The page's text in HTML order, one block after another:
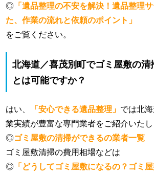
◎ 「遺品整理の不安を解決！遺品整理
た、作業の流れと依頼のポイント」
をご覧ください。
北海道／喜茂別町でゴミ屋敷の清
とは可能ですか？
はい、 「安心できる遺品整理」 では北
業実績が豊富な専門業者をご紹介いたし
◎ゴミ屋敷の清掃ができるの業者一覧
ゴミ屋敷清掃の費用相場などは
◎ 「どうしてゴミ屋敷になるの？ゴミ